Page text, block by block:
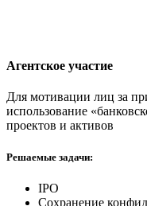
Агентское участие
Для мотивации лиц за
использование
проектов и активов
Решаемые задачи:
IPO
Сохранение